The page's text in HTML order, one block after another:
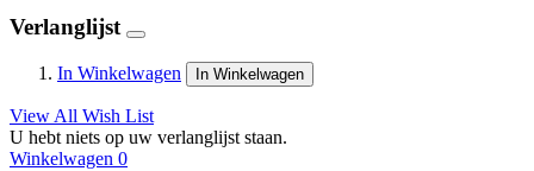
Verlanglijst
In Winkelwagen In Winkelwagen
View All Wish List
U hebt niets op uw verlanglijst staan.
Winkelwagen 0